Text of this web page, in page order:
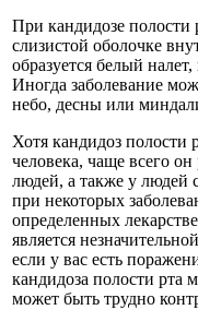
При кандидозе полости
слизистой оболочке
образуется белый
Иногда заболевание
небо, десны или
Хотя кандидоз полости
человека, чаще всего
людей, а также у людей
при некоторых
определенных
является
если у вас есть
кандидоза полости рта
может быть трудно